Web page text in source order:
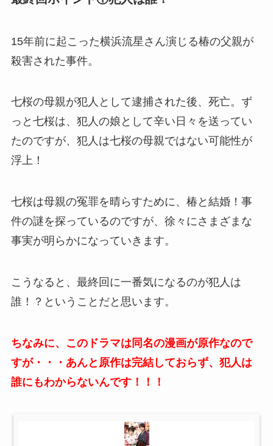
15年前に起こった横浜流星さん演じる椿の父親が
殺害された事件。
七桜の母親が犯人として逮捕された後、死亡。ず
っと七桜は、犯人の娘として辛い日々を送ってい
たのですが、犯人は七桜の母親ではない可能性が
浮上！
七桜は母親の冤罪を晴らすために、椿と結婚！事
件の謎を探っているのですが、徐々にさまざまな
事実が明らかになっていきます。
こうなると、最終回に一番気になるのが犯人は
誰！？ということだと思います。
ちなみに、このドラマは同名の漫画が原作なので
すが・・・あんと原作は完結しておらず、犯人は
誰にもわからないんです！！！